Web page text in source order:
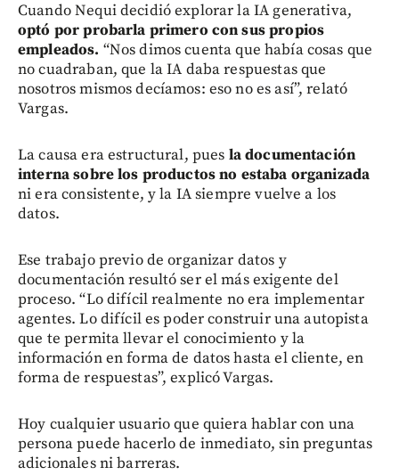
Cuando Nequi decidió explorar la IA generativa,
optó por probarla primero con sus propios
empleados. “Nos dimos cuenta que había cosas que
no cuadraban, que la IA daba respuestas que
nosotros mismos decíamos: eso no es así”, relató
Vargas.
La causa era estructural, pues la documentación
interna sobre los productos no estaba organizada
ni era consistente, y la IA siempre vuelve a los
datos.
Ese trabajo previo de organizar datos y
documentación resultó ser el más exigente del
proceso. “Lo difícil realmente no era implementar
agentes. Lo difícil es poder construir una autopista
que te permita llevar el conocimiento y la
información en forma de datos hasta el cliente, en
forma de respuestas”, explicó Vargas.
Hoy cualquier usuario que quiera hablar con una
persona puede hacerlo de inmediato, sin preguntas
adicionales ni barreras.